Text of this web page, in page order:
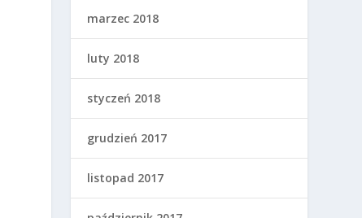
marzec 2018
luty 2018
styczeń 2018
grudzień 2017
listopad 2017